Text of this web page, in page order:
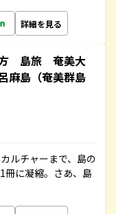
詳細を見る
島旅 奄美大
島（奄美群島
ルチャーまで、島の
冊に凝縮。さあ、島